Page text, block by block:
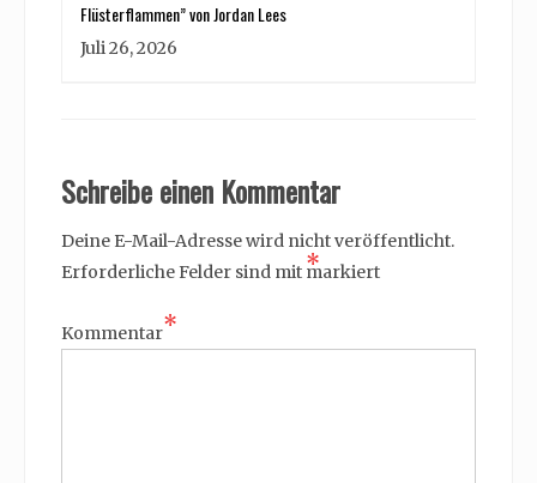
Flüsterflammen” von Jordan Lees
Juli 26, 2026
Schreibe einen Kommentar
Deine E-Mail-Adresse wird nicht veröffentlicht.
Erforderliche Felder sind mit *
markiert
Kommentar*